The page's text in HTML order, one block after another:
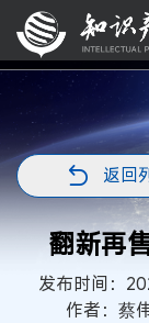
返回
翻新再
发布时间：
作者：蔡